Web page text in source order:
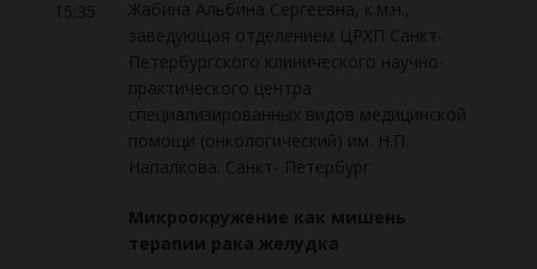
15:35
Жабина Альбина Сергеевна, к.м.н.,
заведующая отделением ЦРХП Санкт-
Петербургского клинического научно-
практического центра
специализированных видов медицинской
помощи (онкологический) им. Н.П.
Напалкова. Санкт- Петербург
Микроокружение как мишень
терапии рака желудка